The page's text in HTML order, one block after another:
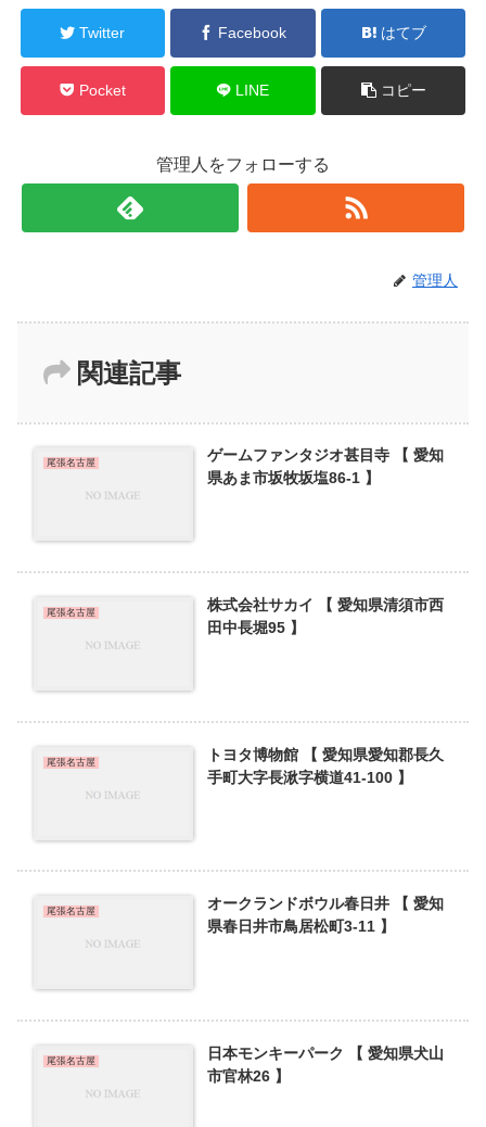
Twitter Facebook はてブ
Pocket LINE コピー
管理人をフォローする
管理人
関連記事
尾張名古屋
ゲームファンタジオ甚目寺 【 愛知
県あま市坂牧坂塩86-1 】
尾張名古屋
株式会社サカイ 【 愛知県清須市西
田中長堀95 】
尾張名古屋
トヨタ博物館 【 愛知県愛知郡長久
手町大字長湫字横道41-100 】
尾張名古屋
オークランドボウル春日井 【 愛知
県春日井市鳥居松町3-11 】
尾張名古屋
日本モンキーパーク 【 愛知県犬山
市官林26 】